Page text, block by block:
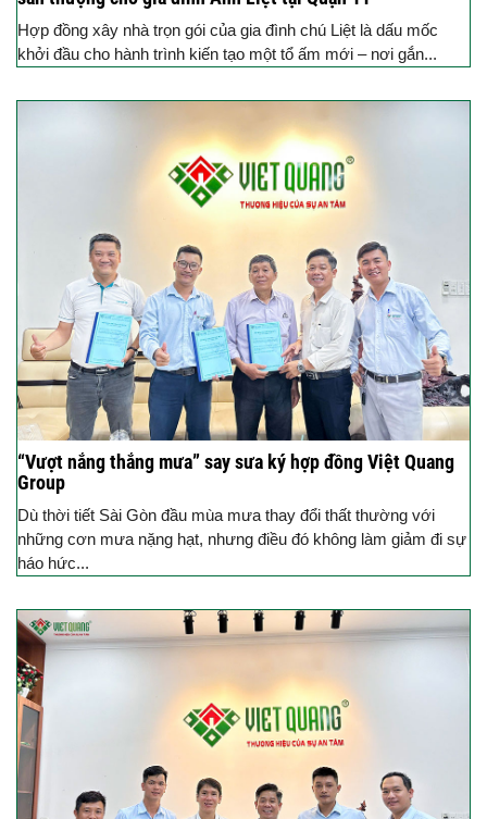
Hợp đồng xây nhà trọn gói của gia đình chú Liệt là dấu mốc
khởi đầu cho hành trình kiến tạo một tổ ấm mới – nơi gắn...
“Vượt nắng thắng mưa” say sưa ký hợp đồng Việt Quang
Group
Dù thời tiết Sài Gòn đầu mùa mưa thay đổi thất thường với
những cơn mưa nặng hạt, nhưng điều đó không làm giảm đi sự
háo hức...